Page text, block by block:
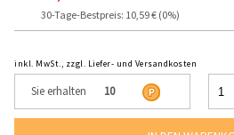
30-Tage-Bestpreis: 10,59 € (0%)
inkl. MwSt., zzgl. Liefer- und Versandkosten
Sie erhalten 10